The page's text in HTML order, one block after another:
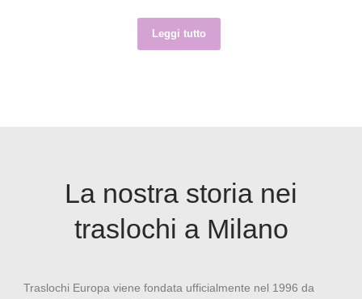
Leggi tutto
La nostra storia nei
traslochi a Milano
Traslochi Europa viene fondata ufficialmente nel 1996 da